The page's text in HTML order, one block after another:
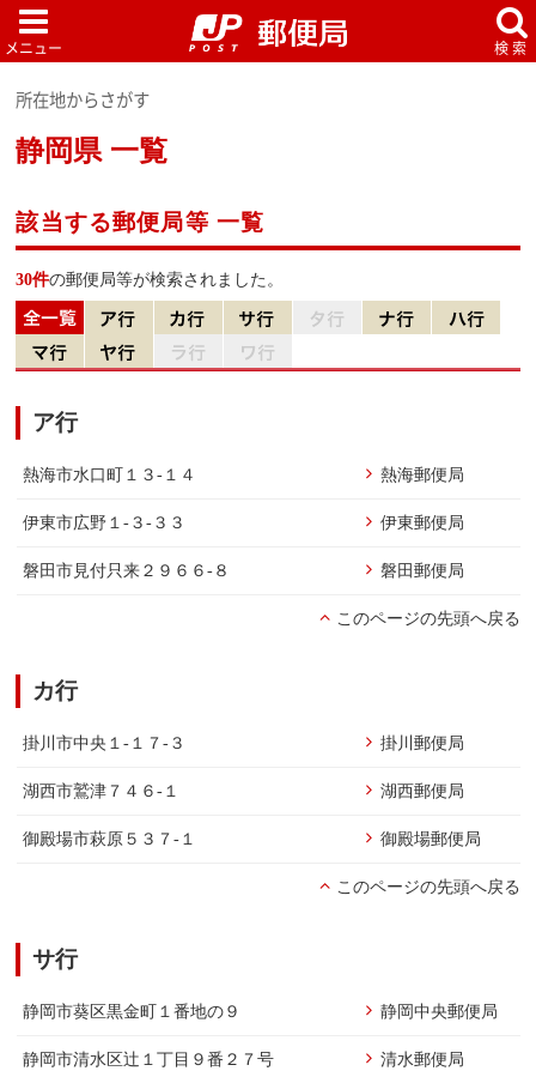
所在地からさがす
静岡県 一覧
該当する郵便局等 一覧
30件の郵便局等が検索されました。
ア行
熱海市水口町１３-１４ 熱海郵便局
伊東市広野１-３-３３ 伊東郵便局
磐田市見付只来２９６６-８ 磐田郵便局
このページの先頭へ戻る
カ行
掛川市中央１-１７-３ 掛川郵便局
湖西市鷲津７４６-１ 湖西郵便局
御殿場市萩原５３７-１ 御殿場郵便局
このページの先頭へ戻る
サ行
静岡市葵区黒金町１番地の９ 静岡中央郵便局
静岡市清水区辻１丁目９番２７号 清水郵便局